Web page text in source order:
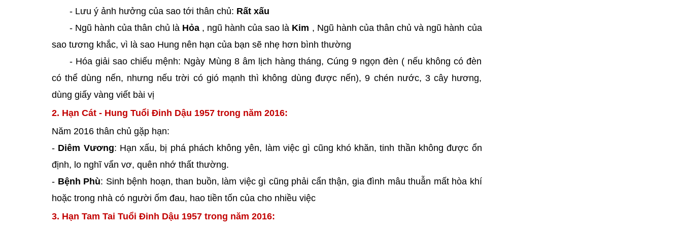
- Lưu ý ảnh hưởng của sao tới thân chủ: Rất xấu
- Ngũ hành của thân chủ là Hỏa, ngũ hành của sao là Kim , Ngũ hành của thân chủ và ngũ hành của
sao tương khắc, vì là sao Hung nên hạn của bạn sẽ nhẹ hơn bình thường
- Hóa giải sao chiếu mệnh: Ngày Mùng 8 âm lịch hàng tháng, Cúng 9 ngọn đèn ( nếu không có đèn
có thể dùng nến, nhưng nếu trời có gió mạnh thì không dùng được nến), 9 chén nước, 3 cây hương,
dùng giấy vàng viết bài vị
2. Hạn Cát - Hung Tuổi Đinh Dậu 1957 trong năm 2016:
Năm 2016 thân chủ gặp hạn:
- Diêm Vương: Hạn xấu, bị phá phách không yên, làm việc gì cũng khó khăn, tinh thần không được ổn
định, lo nghĩ vẩn vơ, quên nhớ thất thường.
- Bệnh Phù: Sinh bệnh hoạn, than buồn, làm việc gì cũng phải cẩn thận, gia đình mâu thuẫn mất hòa khí
hoặc trong nhà có người ốm đau, hao tiền tốn của cho nhiều việc
3. Hạn Tam Tai Tuổi Đinh Dậu 1957 trong năm 2016: